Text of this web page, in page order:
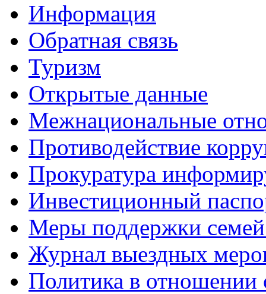
Информация
Обратная связь
Туризм
Открытые данные
Межнациональные
Противодействие
Прокуратура
Инвестиционный
Меры поддержки
Журнал выездных
Политика в отношении